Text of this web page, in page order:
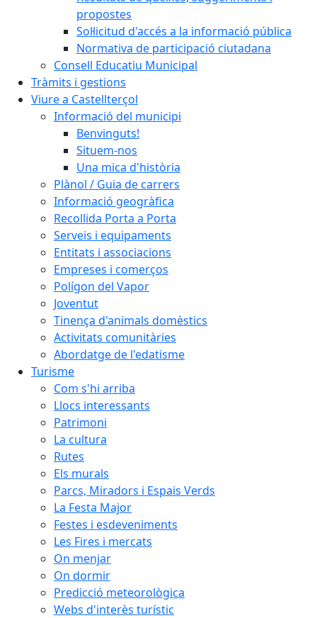
propostes
Sol·licitud d'accés a la informació pública
Normativa de participació ciutadana
Consell Educatiu Municipal
Tràmits i gestions
Viure a Castellterçol
Informació del municipi
Benvinguts!
Situem-nos
Una mica d'història
Plànol / Guia de carrers
Informació geogràfica
Recollida Porta a Porta
Serveis i equipaments
Entitats i associacions
Empreses i comerços
Polígon del Vapor
Joventut
Tinença d'animals domèstics
Activitats comunitàries
Abordatge de l'edatisme
Turisme
Com s'hi arriba
Llocs interessants
Patrimoni
La cultura
Rutes
Els murals
Parcs, Miradors i Espais Verds
La Festa Major
Festes i esdeveniments
Les Fires i mercats
On menjar
On dormir
Predicció meteorològica
Webs d'interès turístic